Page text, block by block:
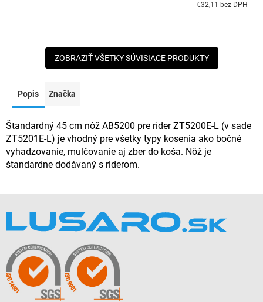
€32,11 bez DPH
ZOBRAZIŤ VŠETKY SÚVISIACE PRODUKTY
Popis Značka
Štandardný 45 cm nôž AB5200 pre rider ZT5200E-L (v sade
ZT5201E-L) je vhodný pre všetky typy kosenia ako bočné
vyhadzovanie, mulčovanie aj zber do koša. Nôž je
štandardne dodávaný s riderom.